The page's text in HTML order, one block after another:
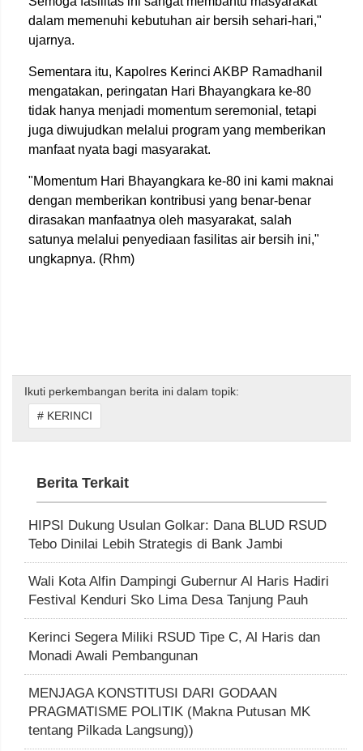
dalam memenuhi kebutuhan air bersih sehari-hari,"
ujarnya.
Sementara itu, Kapolres Kerinci AKBP Ramadhanil
mengatakan, peringatan Hari Bhayangkara ke-80
tidak hanya menjadi momentum seremonial, tetapi
juga diwujudkan melalui program yang memberikan
manfaat nyata bagi masyarakat.
"Momentum Hari Bhayangkara ke-80 ini kami maknai
dengan memberikan kontribusi yang benar-benar
dirasakan manfaatnya oleh masyarakat, salah
satunya melalui penyediaan fasilitas air bersih ini,"
ungkapnya. (Rhm)
Ikuti perkembangan berita ini dalam topik:
# KERINCI
Berita Terkait
HIPSI Dukung Usulan Golkar: Dana BLUD RSUD
Tebo Dinilai Lebih Strategis di Bank Jambi
Wali Kota Alfin Dampingi Gubernur Al Haris Hadiri
Festival Kenduri Sko Lima Desa Tanjung Pauh
Kerinci Segera Miliki RSUD Tipe C, Al Haris dan
Monadi Awali Pembangunan
MENJAGA KONSTITUSI DARI GODAAN
PRAGMATISME POLITIK (Makna Putusan MK
tentang Pilkada Langsung))